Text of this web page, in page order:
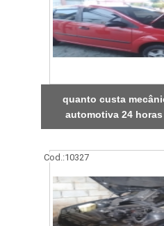
quanto custa
automotiva 24
Cod.:10327